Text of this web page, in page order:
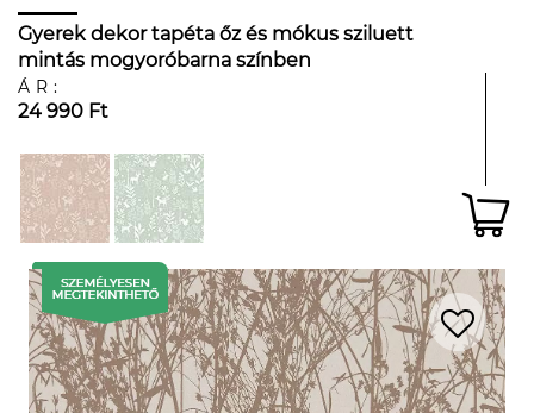
Gyerek dekor tapéta őz és mókus sziluett
mintás mogyoróbarna színben
ÁR:
24 990 Ft